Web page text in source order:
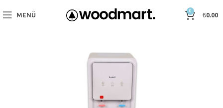
MENÜ
0
₺0.00